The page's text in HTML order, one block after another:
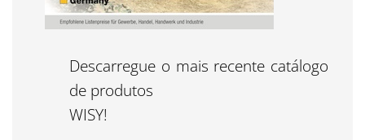
Descarregue o mais recente catálogo
de produtos
WISY!